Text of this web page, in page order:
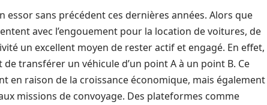
essor sans précédent ces dernières années. Alors que
avec l’engouement pour la location de voitures, de
un excellent moyen de rester actif et engagé. En effet,
transférer un véhicule d’un point A à un point B. Ce
en raison de la croissance économique, mais également
missions de convoyage. Des plateformes comme